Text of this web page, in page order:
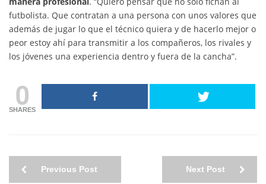
futbolista. Que contratan a una persona con unos valores que
además de jugar lo que el técnico quiera y de hacerlo mejor o
peor estoy ahí para transmitir a los compañeros, los rivales y
los jóvenes una experiencia dentro y fuera de la cancha”.
0
SHARES
Previous Post Next Post